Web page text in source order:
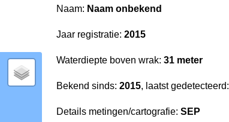
Naam: Naam onbekend
Jaar registratie: 2015
Waterdiepte boven wrak: 31 meter
Bekend sinds: 2015, laatst gedetecteerd:
Details metingen/cartografie: SEP